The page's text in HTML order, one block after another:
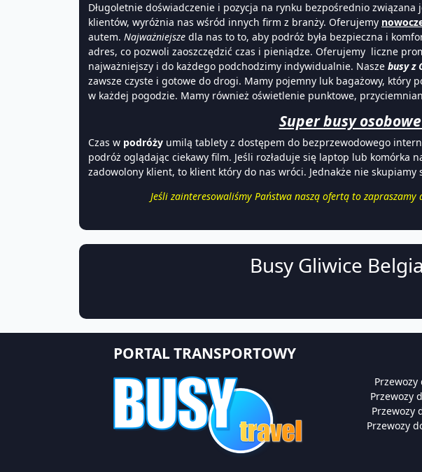
Długoletnie doświadczenie i pozycja na rynku bezpośrednio
klientów, wyróżnia nas wśród innych firm z branży. Oferujemy
autem. Najważniejsze dla nas to to, aby podróż była bezpieczna i
adres, co pozwoli zaoszczędzić czas i pieniądze. Oferujemy liczne
najważniejszy i do każdego podchodzimy indywidualnie. Nasze busy z
zawsze czyste i gotowe do drogi. Mamy pojemny luk bagażowy, który
w każdej pogodzie. Mamy również oświetlenie punktowe,
Super busy
Czas w podróży umilą tablety z dostępem do bezprzewodowego
podróż oglądając ciekawy film. Jeśli rozładuje się laptop lub komórka
zadowolony klient, to klient który do nas wróci. Jednakże nie
Jeśli zainteresowaliśmy Państwa naszą ofertą to
Busy Gliwice
PORTAL TRANSPORTOWY
Przewozy
Przewozy
Przewozy